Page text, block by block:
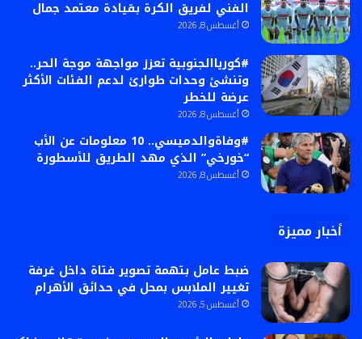
الفني لفريق الكرة بقيادة معتمد جمال
أغسطس 8, 2026
#كورياالجنوبية تعزز مواجهة موجة الحر..
وتنشئ وحدات طوارئ لدعم الفئات الأكثر
عرضة للخطر
أغسطس 8, 2026
#وفاةوالدميسي.. 10 معلومات عن الأب
“خورخي” الذي مهد الطريق للأسطورة
أغسطس 8, 2026
أخبار مميزة
ضبط عامل بتهمة تصوير فتاة داخل غرفة
تغيير الملابس بمحل في حدائق الأهرام
أغسطس 5, 2026